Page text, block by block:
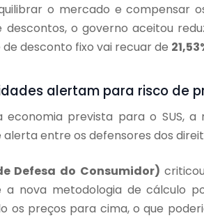
o mercado e compensar
descontos, o governo aceitou
desconto fixo vai recuar de
alertam para risco de
economia prevista para o SUS,
alerta entre os defensores dos
Defesa do Consumidor)
a nova metodologia de cálculo
os preços para cima, o que